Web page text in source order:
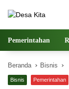
Pemerintahan
Beranda Bisnis
Bisnis Pemerintahan